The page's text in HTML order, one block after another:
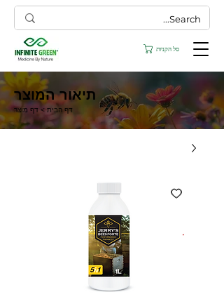
סל הקניות
תיאור המוצר
דף הבית > דף מוצר